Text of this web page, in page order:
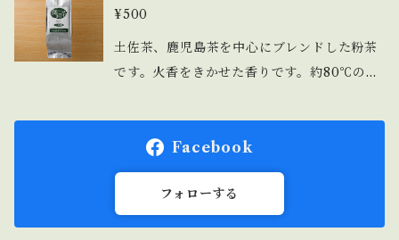
¥500
土佐茶、鹿児島茶を中心にブレンドした粉茶
です。火香をきかせた香りです。約80℃の温
秒
Facebook
フォローする